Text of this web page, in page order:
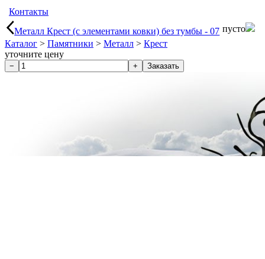
Контакты
Металл Крест (с элементами ковки) без тумбы - 07 пусто
Каталог > Памятники > Металл > Крест
уточните цену